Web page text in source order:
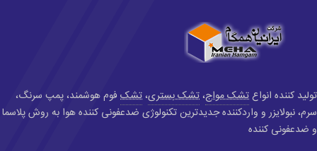
تولید کننده انواع تشک مواج،تشک بستری،تشک فوم هوشمند، پمپ سرنگ،
سرم، نبولایزر و واردکننده جدید‌ترین تکنولوژی ضدعفونی کننده هوا به روش پلاسما
و ضدعفونی کننده